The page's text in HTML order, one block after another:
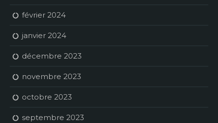
février 2024
janvier 2024
décembre 2023
novembre 2023
octobre 2023
septembre 2023